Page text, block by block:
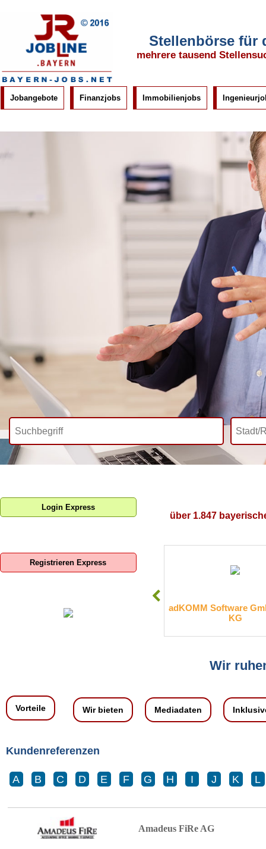
Stellenbörse für
mehrere tausend
Jobangebote Finanzjobs Immobilienjobs
über 1.847
SIS-Sparkassen-Immobilien-
Service GmbH
adKOMM Software
KG
Wir
Login Express
Registrieren Express
Vorteile Wir bieten Mediadaten
Kundenreferenzen
A B C D E F G H I J K L
Amadeus FiRe AG